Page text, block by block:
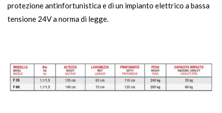
protezione antinfortunistica e di un impianto elettrico a bassa
tensione 24V a norma di legge.